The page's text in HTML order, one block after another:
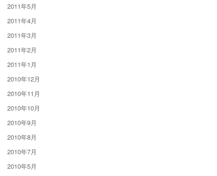
2011年5月
2011年4月
2011年3月
2011年2月
2011年1月
2010年12月
2010年11月
2010年10月
2010年9月
2010年8月
2010年7月
2010年5月